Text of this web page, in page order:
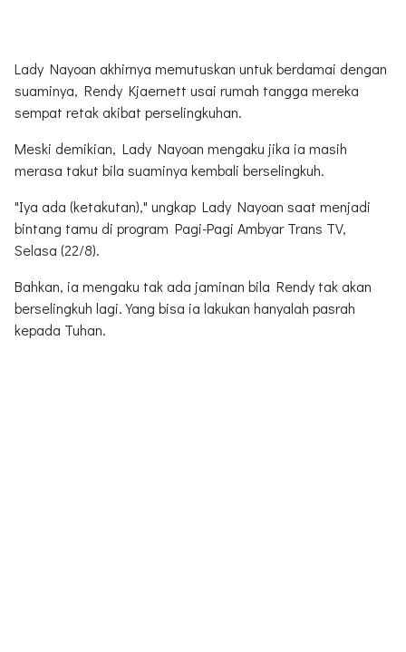
Lady Nayoan akhirnya memutuskan untuk berdamai dengan
suaminya, Rendy Kjaernett usai rumah tangga mereka
sempat retak akibat perselingkuhan.
Meski demikian, Lady Nayoan mengaku jika ia masih
merasa takut bila suaminya kembali berselingkuh.
"Iya ada (ketakutan)," ungkap Lady Nayoan saat menjadi
bintang tamu di program Pagi-Pagi Ambyar Trans TV,
Selasa (22/8).
Bahkan, ia mengaku tak ada jaminan bila Rendy tak akan
berselingkuh lagi. Yang bisa ia lakukan hanyalah pasrah
kepada Tuhan.